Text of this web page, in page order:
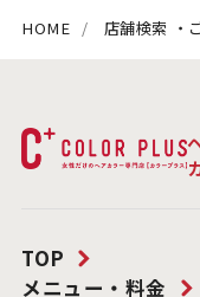
HOME 店舗検索 ・
TOP
メニュー・料金